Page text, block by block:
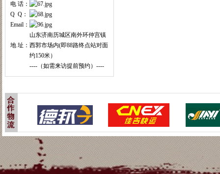
电 话：
Q Q：
Email：
地 址：
山东济南历城区南外环仲宫镇
西郭市场内(即88路终点站对面
约150米）
----（如需来访提前预约）----